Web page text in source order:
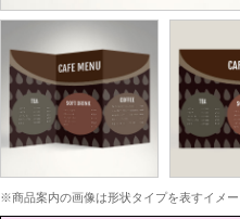
※商品案内の画像は形状タイプを表すイメー